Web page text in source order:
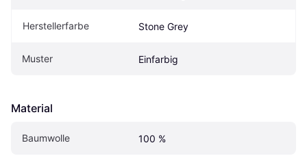
Herstellerfarbe Stone Grey
Muster Einfarbig
Material
Baumwolle 100 %